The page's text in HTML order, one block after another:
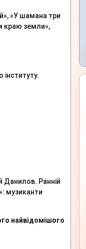
«У шамана три
краю земли»,
інституту.
Данилов. Ранній
музиканти
найвідомішого